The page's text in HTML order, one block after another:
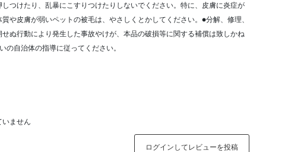
つけたり、乱暴にこすりつけたりしないでください。特に、皮膚に炎症が
や皮膚が弱いペットの被毛は、やさしくとかしてください。●分解、修理、
ぬ行動により発生した事故やけが、本品の破損等に関する補償は致しかね
の自治体の指導に従ってください。
いません
ログインしてレビューを投稿